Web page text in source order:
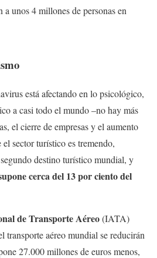
a unos 4 millones de personas en
está afectando en lo psicológico,
a casi todo el mundo –no hay más
el cierre de empresas y el aumento
sector turístico es tremendo,
destino turístico mundial, y
cerca del 13 por ciento del
de Transporte Aéreo(IATA)
transporte aéreo mundial se reducirán
27.000 millones de euros menos,